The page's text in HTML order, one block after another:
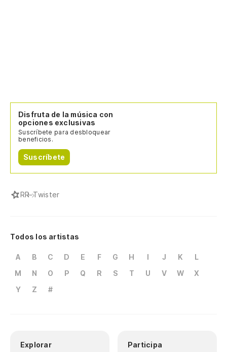
Disfruta de la música con
opciones exclusivas
Suscríbete para desbloquear
beneficios.
Suscríbete
RR-Twister
Todos los artistas
A B C D E F G H I J K
L
M
N O P Q R S T U V W
X
Y
Z #
Explorar Participa